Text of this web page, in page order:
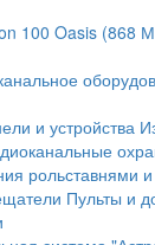
100 Oasis (868
и устройства
рольставнями
Пульты и